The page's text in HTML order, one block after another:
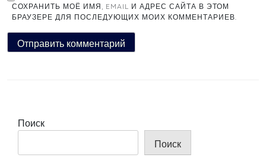
СОХРАНИТЬ МОЁ ИМЯ, EMAIL И АДРЕС САЙТА В ЭТОМ
БРАУЗЕРЕ ДЛЯ ПОСЛЕДУЮЩИХ МОИХ КОММЕНТАРИЕВ.
Поиск
Поиск